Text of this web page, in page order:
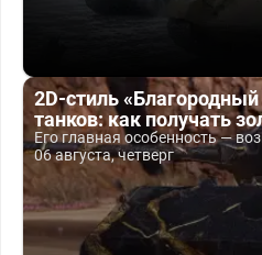
2D-стиль
танков: как получать
Его главная особенность —
06 августа, четверг